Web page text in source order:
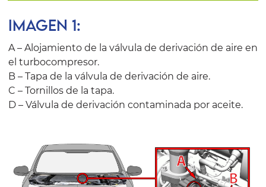
IMAGEN 1:
A – Alojamiento de la válvula de derivación de aire en
el turbocompresor.
B – Tapa de la válvula de derivación de aire.
C – Tornillos de la tapa.
D – Válvula de derivación contaminada por aceite.